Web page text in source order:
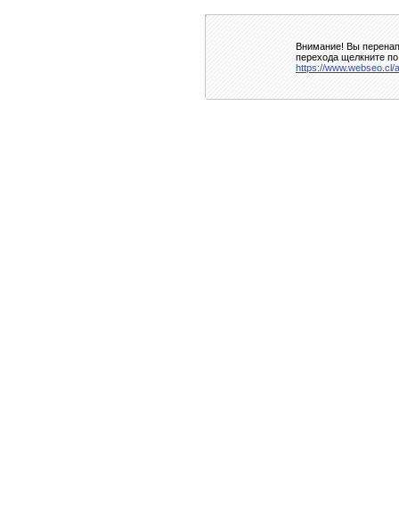
Внимание! Вы
перехода щелкните
https://www.webseo.cl/